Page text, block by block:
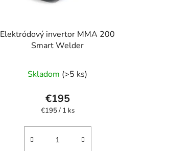
Elektródový invertor MMA 200
Smart Welder
hodnotenie
produktu
je
z
Skladom (>5 ks)
€195
Jednotková
€195 / 1 ks